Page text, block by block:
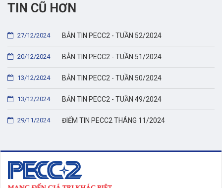
TIN CŨ HƠN
BẢN TIN PECC2 - TUẦN 52/2024
27/12/2024
BẢN TIN PECC2 - TUẦN 51/2024
20/12/2024
BẢN TIN PECC2 - TUẦN 50/2024
13/12/2024
BẢN TIN PECC2 - TUẦN 49/2024
13/12/2024
ĐIỂM TIN PECC2 THÁNG 11/2024
29/11/2024